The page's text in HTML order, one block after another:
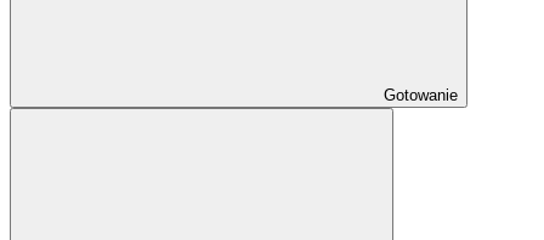
Gotowanie